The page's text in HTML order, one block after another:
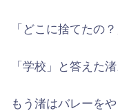
「どこに捨てたの
「学校」と答えた渚
もう渚はバレーを